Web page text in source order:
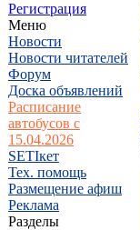
Регистрация
Меню
Новости
Новости читателей
Форум
Доска объявлений
Расписание
автобусов с
15.04.2026
SETIкет
Тех. помощь
Размещение афиш
Реклама
Разделы